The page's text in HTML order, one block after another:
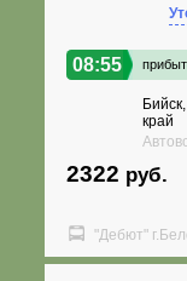
08:55
край
2322 руб.
"Дебют"